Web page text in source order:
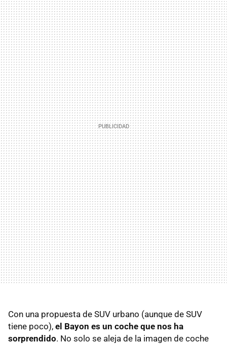
Con una propuesta de SUV urbano (aunque de SUV
tiene poco), el Bayon es un coche que nos ha
sorprendido. No solo se aleja de la imagen de coche